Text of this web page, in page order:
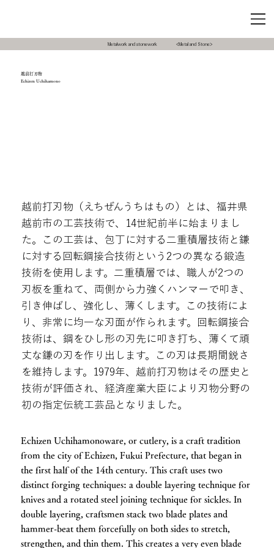
Metalwork and stonework <Metal and Stone>
越前打刃物
Echizen Uchihamono
越前打刃物（えちぜんうちはもの）とは、福井県
越前市の工芸技術で、14世紀前半に始まりまし
た。この工芸は、包丁に対する二重積層技術と鎌
に対する回転鋼接合技術という2つの異なる鍛造
技術を使用します。二重積層では、職人が2つの
刃板を重ねて、両側から力強くハンマーで叩き、
引き伸ばし、強化し、薄くします。この技術によ
り、非常に均一な刃面が作られます。回転鋼接合
技術は、鋼をひし形の刃先に叩き打ち、薄くて頑
丈な鎌の刃を作り出します。この刃は長期間鋭さ
を維持します。1979年、越前打刃物はその歴史と
技術が評価され、経済産業大臣により刃物分野の
初の指定伝統工芸品となりました。
Echizen Uchihamonoware, or cutlery, is a craft tradition
from the city of Echizen, Fukui Prefecture, that began in
the first half of the 14th century. This craft uses two
distinct forging techniques: a double layering technique for
knives and a rotated steel joining technique for sickles. In
double layering, craftsmen stack two blade plates and
hammer-beat them forcefully on both sides to stretch,
strengthen, and thin them. This creates a very even blade